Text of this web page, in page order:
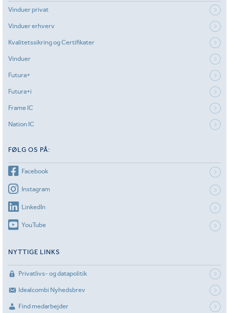
Vinduer privat
Vinduer erhverv
Kvalitetssikring og Certifikater
Vinduer
Futura+
Futura+i
Frame IC
Nation IC
FØLG OS PÅ:
Facebook
Instagram
LinkedIn
YouTube
NYTTIGE LINKS
Privatlivs- og datapolitik
Idealcombi Nyhedsbrev
Find medarbejder